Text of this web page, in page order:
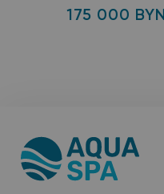
175 000 BYN